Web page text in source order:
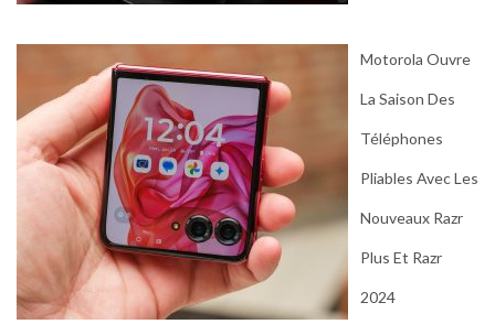
Motorola Ouvre
La Saison Des
Téléphones
Pliables Avec Les
Nouveaux Razr
Plus Et Razr
2024